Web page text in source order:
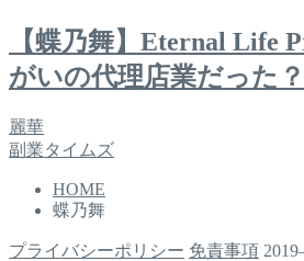
【蝶乃舞】Eternal Life
がいの代理店業だった？
麗華
副業タイムズ
HOME
蝶乃舞
プライバシーポリシー 免責事項